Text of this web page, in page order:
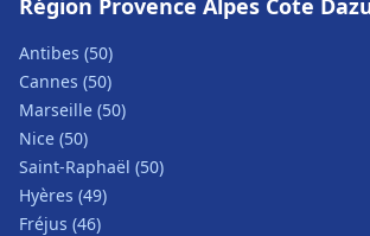
Région Provence Alpes Cote
Antibes (50)
Cannes (50)
Marseille (50)
Nice (50)
Saint-Raphaël (50)
Hyères (49)
Fréjus (46)